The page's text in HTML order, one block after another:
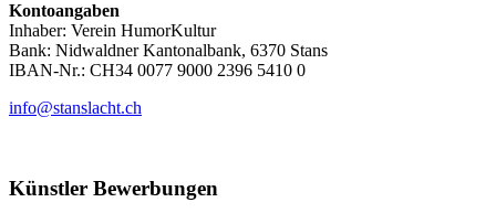
Kontoangaben
Inhaber: Verein HumorKultur
Bank: Nidwaldner Kantonalbank, 6370 Stans
IBAN-Nr.: CH34 0077 9000 2396 5410 0
info@stanslacht.ch
Künstler Bewerbungen